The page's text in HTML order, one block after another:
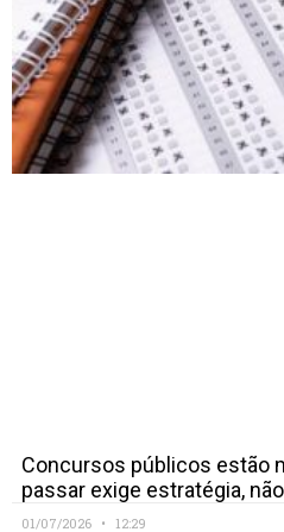
Concursos públicos estão
passar exige estratégia,
01/07/2026 12:29